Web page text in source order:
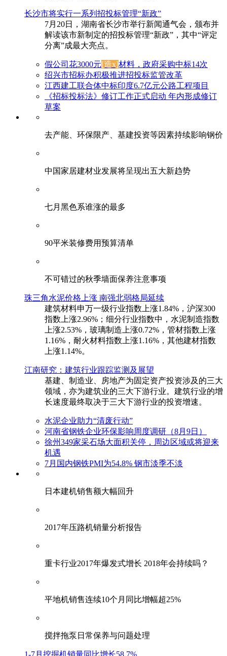
长沙市将实行一系列招投标管理“新政”
7月20日，湖南省长沙市举行新闻通气会，颁布并
解读该市新制定的招投标管理“新政”，其中“评定
分离”成最大亮点。
假公司花3000元[造x]材料，政府采购中标14次
绍兴市招标办积极推进招投标监管改革
江西建工联合体中标印度6.7亿元公路工程项目
《招标投标法》修订工作正式启动 年内形成修订
草案
去产能、环保限产、基建投资等因素持续影响钢价
中国家居建材业发展将呈现出五大新趋势
七月黑色系谁涨的最多
90平米装修费用预算清单
不可错过的秋季墙面保养注意事项
珠三角水泥价格上涨 南强北弱格局延续
建筑材料申万一级行业指数上涨1.84%，沪深300
指数上涨2.96%；细分行业指数中，水泥制造指数
上涨2.53%，玻璃制造上涨0.72%，管材指数上涨
1.16%，耐火材料指数上涨1.16%，其他建材指数
上涨1.14%。
江南研究：建筑行业跟踪监测及展望
基建、制造业、房地产为固定资产投资涉及的三大
领域，亦为建筑业的三大下游行业。建筑行业的增
长速度最终取决于三大下游行业的投资增速。
水泥企业助力“清废行动”
河南省钢铁企业环保影响周度调研（8月9日）
徐州349家采石场大面积关停，周边区域或将迎来
机遇
7月国内钢铁PMI为54.8% 钢市淡季不淡
日本建机销售额大幅回升
2017年压路机销量分析报告
重卡行业2017年爆发式增长 2018年会持续吗？
平地机销售连续10个月同比增幅超25%
搅拌拖泵日常保养与问题处理